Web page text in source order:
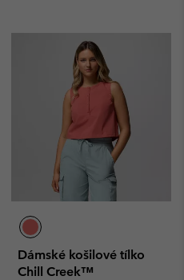
Dámské košilové tílko
Chill Creek™